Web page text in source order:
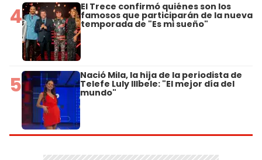
4 El Trece confirmó quiénes son los
famosos que participarán de la nueva
temporada de "Es mi sueño"
5 Nació Mila, la hija de la periodista de
Telefe Luly Illbele: "El mejor día del
mundo"